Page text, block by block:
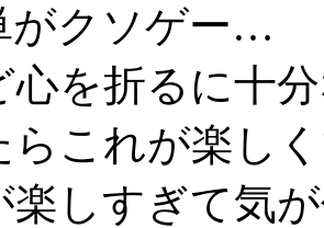
がクソゲー…
心を折るに十
らこれが楽し
楽しすぎて気